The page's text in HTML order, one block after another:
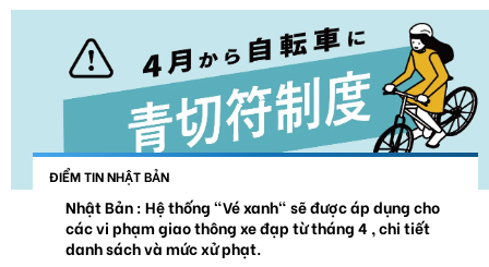
ĐIỂM TIN NHẬT BẢN
Nhật Bản : Hệ thống "Vé xanh" sẽ được áp dụng cho
các vi phạm giao thông xe đạp từ tháng 4 , chi tiết
danh sách và mức xử phạt.